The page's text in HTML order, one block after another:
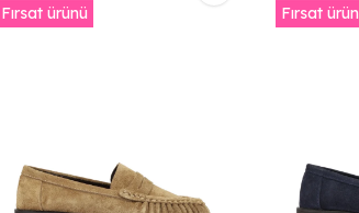
Fırsat ürünü Fırsat